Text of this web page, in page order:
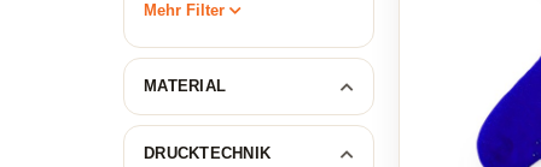
Mehr Filter
MATERIAL
DRUCKTECHNIK